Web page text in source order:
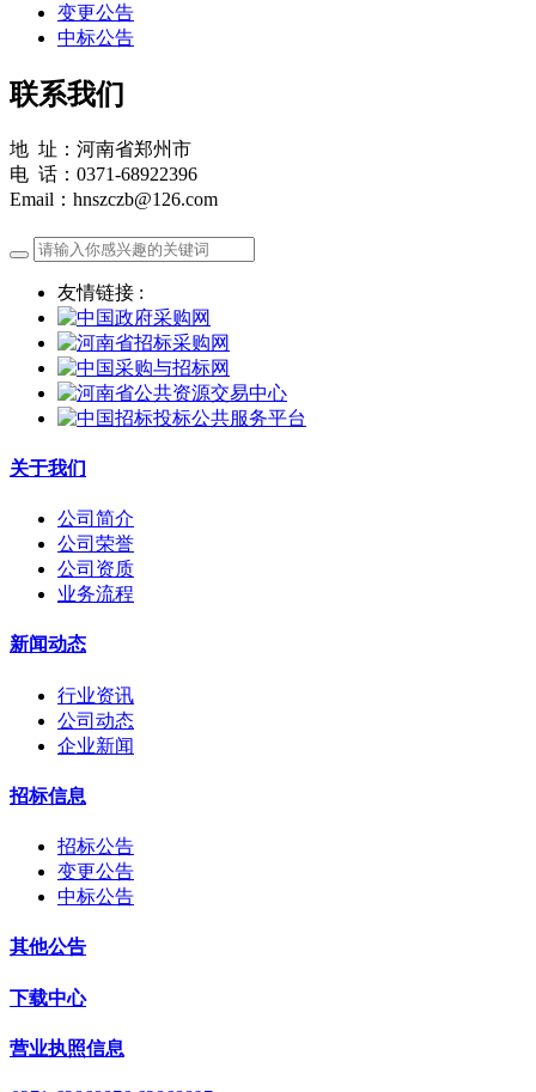
变更公告
中标公告
联系我们
地 址：河南省郑州市
电 话：0371-68922396
Email：hnszczb@126.com
友情链接 :
关于我们
公司简介
公司荣誉
公司资质
业务流程
新闻动态
行业资讯
公司动态
企业新闻
招标信息
招标公告
变更公告
中标公告
其他公告
下载中心
营业执照信息